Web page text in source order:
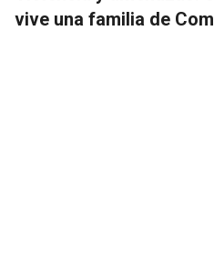
vive una familia de